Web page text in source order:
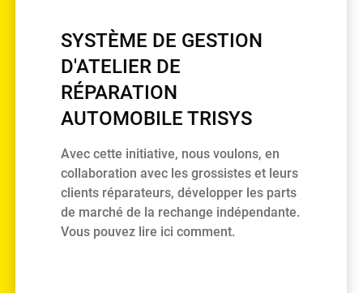
SYSTÈME DE GESTION
D'ATELIER DE
RÉPARATION
AUTOMOBILE TRISYS
Avec cette initiative, nous voulons, en
collaboration avec les grossistes et leurs
clients réparateurs, développer les parts
de marché de la rechange indépendante.
Vous pouvez lire ici comment.